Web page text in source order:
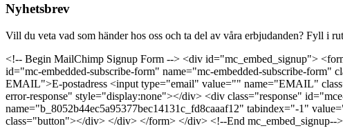
Nyhetsbrev
Vill du veta vad som händer hos oss och ta del av våra erbjudanden? Fyll i
<!-- Begin MailChimp Signup Form --> <div id="mc_embed_signup">
id="mc-embedded-subscribe-form" name="mc-embedded-subscribe-
EMAIL">E-postadress <input type="email" value="" name="EMAIL"
error-response" style="display:none"></div> <div class="response"
name="b_8052b44ec5a95377bec14131c_fd8caaaf12" tabindex="-1"
class="button"></div> </div> </form> </div> <!--End mc_embed_signup-->